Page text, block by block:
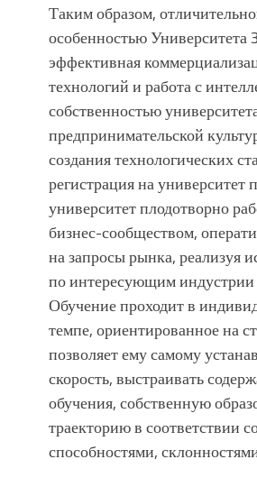
Таким образом,
особенностью Университета
эффективная
технологий и работа с
собственностью
предпринимательской
создания технологических
регистрация на университет
университет плодотворно
бизнес-сообществом,
на запросы рынка, реализуя
по интересующим индустрии
Обучение проходит в
темпе, ориентированное на
позволяет ему самому
скорость, выстраивать
обучения, собственную
траекторию в соответствии
способностями,